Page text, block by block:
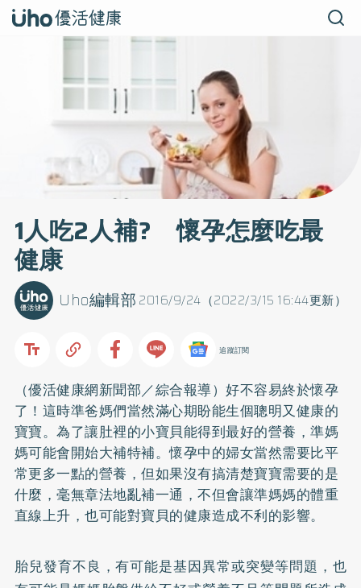
1人吃2人補? 懷孕怎麼吃最
健康
2016/9/24（2022/3/15 16:44更新）
Uho編輯部
追蹤訂閱
（優活健康網新聞部／綜合報導）好不容易終於懷孕
了！這時準爸媽們當然滿心期盼能生個聰明又健康的
寶寶。為了讓肚裡的小寶貝能得到最好的營養，準媽
媽可能會開始大補特補。懷孕中的婦女當然需要比平
常更多一點的營養，但如果沒有搞清楚寶寶需要的是
什麼，毫無章法地亂補一通，不但會讓準媽媽的體重
直線上升，也可能對寶貝的健康造成不利的影響。
胎兒發育不良，有可能是基因異常或突變等問題，也